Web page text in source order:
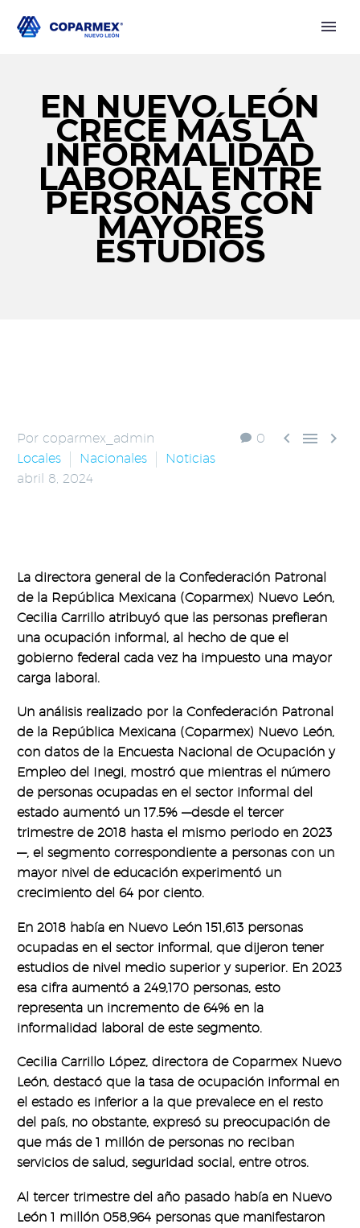
EN NUEVO LEÓN
CRECE MÁS LA
INFORMALIDAD
LABORAL ENTRE
PERSONAS CON
MAYORES
ESTUDIOS
0   
Por coparmex_admin
Locales
Nacionales
Noticias
abril 8, 2024
La directora general de la Confederación Patronal
de la República Mexicana (Coparmex) Nuevo León,
Cecilia Carrillo atribuyó que las personas prefieran
una ocupación informal, al hecho de que el
gobierno federal cada vez ha impuesto una mayor
carga laboral.
Un análisis realizado por la Confederación Patronal
de la República Mexicana (Coparmex) Nuevo León,
con datos de la Encuesta Nacional de Ocupación y
Empleo del Inegi, mostró que mientras el número
de personas ocupadas en el sector informal del
estado aumentó un 17.5% —desde el tercer
trimestre de 2018 hasta el mismo periodo en 2023
—, el segmento correspondiente a personas con un
mayor nivel de educación experimentó un
crecimiento del 64 por ciento.
En 2018 había en Nuevo León 151,613 personas
ocupadas en el sector informal, que dijeron tener
estudios de nivel medio superior y superior. En 2023
esa cifra aumentó a 249,170 personas, esto
representa un incremento de 64% en la
informalidad laboral de este segmento.
Cecilia Carrillo López, directora de Coparmex Nuevo
León, destacó que la tasa de ocupación informal en
el estado es inferior a la que prevalece en el resto
del país, no obstante, expresó su preocupación de
que más de 1 millón de personas no reciban
servicios de salud, seguridad social, entre otros.
Al tercer trimestre del año pasado había en Nuevo
León 1 millón 058,964 personas que manifestaron